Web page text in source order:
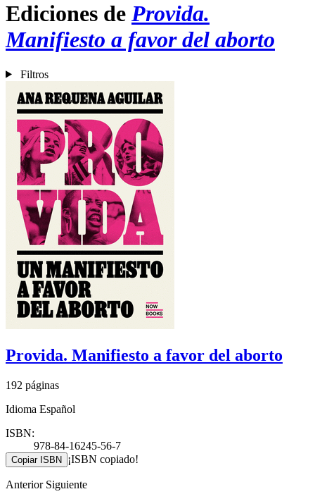
Ediciones de Provida.
Manifiesto a favor del aborto
Filtros
Provida. Manifiesto a favor del aborto
192 páginas
Idioma Español
ISBN:
978-84-16245-56-7
Copiar ISBN ¡ISBN copiado!
Anterior Siguiente